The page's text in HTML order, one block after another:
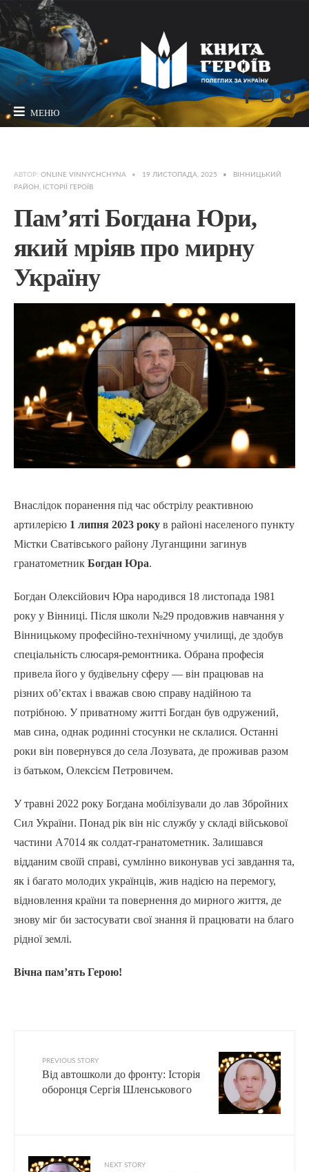
МЕНЮ
АВТОР: ONLINE VINNYCHCHYNA • 19 ЛИСТОПАДА, 2025 •
ВІННИЦЬКИЙ
РАЙОН , ІСТОРІЇ ГЕРОЇВ
Пам’яті Богдана Юри,
який мріяв про мирну
Україну
Внаслідок поранення під час обстрілу реактивною
артилерією 1 липня 2023 року в районі населеного пункту
Містки Сватівського району Луганщини загинув
гранатометник Богдан Юра.
Богдан Олексійович Юра народився 18 листопада 1981
року у Вінниці. Після школи №29 продовжив навчання у
Вінницькому професійно-технічному училищі, де здобув
спеціальність слюсаря-ремонтника. Обрана професія
привела його у будівельну сферу — він працював на
різних об’єктах і вважав свою справу надійною та
потрібною. У приватному житті Богдан був одружений,
мав сина, однак родинні стосунки не склалися. Останні
роки він повернувся до села Лозувата, де проживав разом
із батьком, Олексієм Петровичем.
У травні 2022 року Богдана мобілізували до лав Збройних
Сил України. Понад рік він ніс службу у складі військової
частини А7014 як солдат-гранатометник. Залишався
відданим своїй справі, сумлінно виконував усі завдання та,
як і багато молодих українців, жив надією на перемогу,
відновлення країни та повернення до мирного життя, де
знову міг би застосувати свої знання й працювати на благо
рідної землі.
Вічна пам’ять Герою!
PREVIOUS STORY
Від автошколи до фронту: Історія
оборонця Сергія Шленськового
NEXT STORY